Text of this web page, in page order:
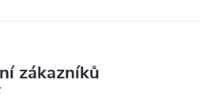
zákazníků